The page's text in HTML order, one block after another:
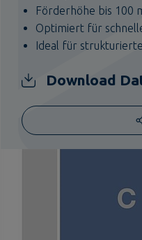
Förderhöhe bis 100
Optimiert für
Ideal für
Download